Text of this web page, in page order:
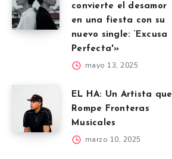
convierte el desamor
en una fiesta con su
nuevo single: ‘Excusa
Perfecta'»
mayo 13, 2025
EL HA: Un Artista que
Rompe Fronteras
Musicales
marzo 10, 2025